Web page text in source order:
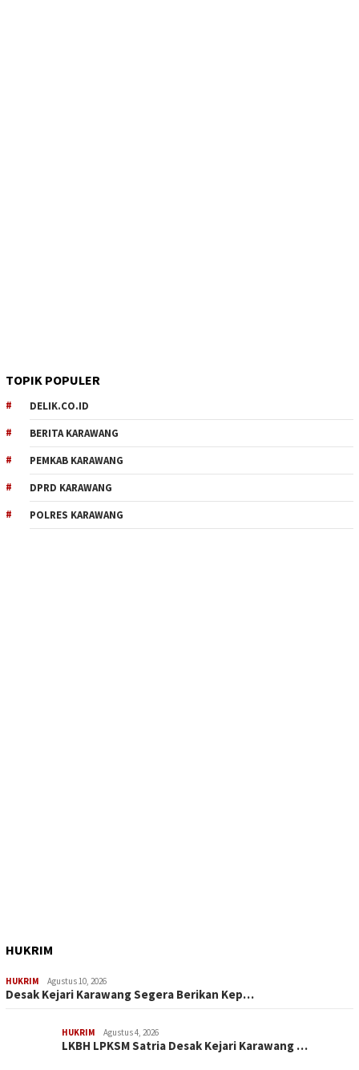
TOPIK POPULER
DELIK.CO.ID
BERITA KARAWANG
PEMKAB KARAWANG
DPRD KARAWANG
POLRES KARAWANG
HUKRIM
HUKRIM Agustus 10, 2026
Desak Kejari Karawang Segera Berikan Kep…
HUKRIM Agustus 4, 2026
LKBH LPKSM Satria Desak Kejari Karawang …